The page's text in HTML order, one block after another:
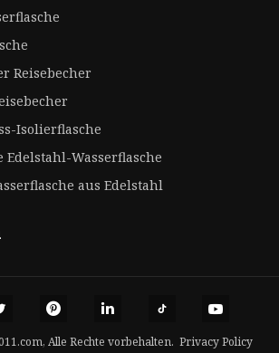
Reisebecher
Isolierflasche
Edelstahl-Wasserflasche
aus Edelstahl
Alle Rechte vorbehalten. Privacy Policy